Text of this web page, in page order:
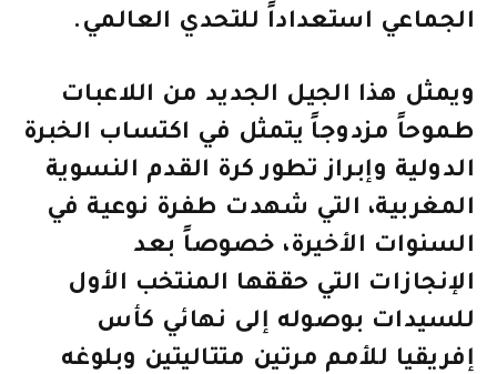
الجماعي استعداداً للتحدي العالمي.
ويمثل هذا الجيل الجديد من اللاعبات
طموحاً مزدوجاً يتمثل في اكتساب الخبرة
الدولية وإبراز تطور كرة القدم النسوية
المغربية، التي شهدت طفرة نوعية في
السنوات الأخيرة، خصوصاً بعد
الإنجازات التي حققها المنتخب الأول
للسيدات بوصوله إلى نهائي كأس
إفريقيا للأمم مرتين متتاليتين وبلوغه